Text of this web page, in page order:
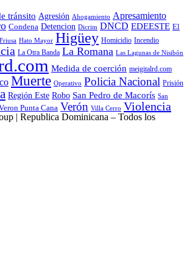
tránsito Agresión Ahogamiento Apresamiento
Condena Detencion Dicrim DNCD EDEESTE El
Friusa Hato Mayor Higüey Homicidio Incendio
La Otra Banda La Romana Las Lagunas de Nisibón
Medida de coerción meigitalrd.com
Muerte Operativo Policia Nacional Prisión
Región Este Robo San Pedro de Macorís San
Punta Cana Verón Villa Cerro Violencia
| Republica Dominicana – Todos los